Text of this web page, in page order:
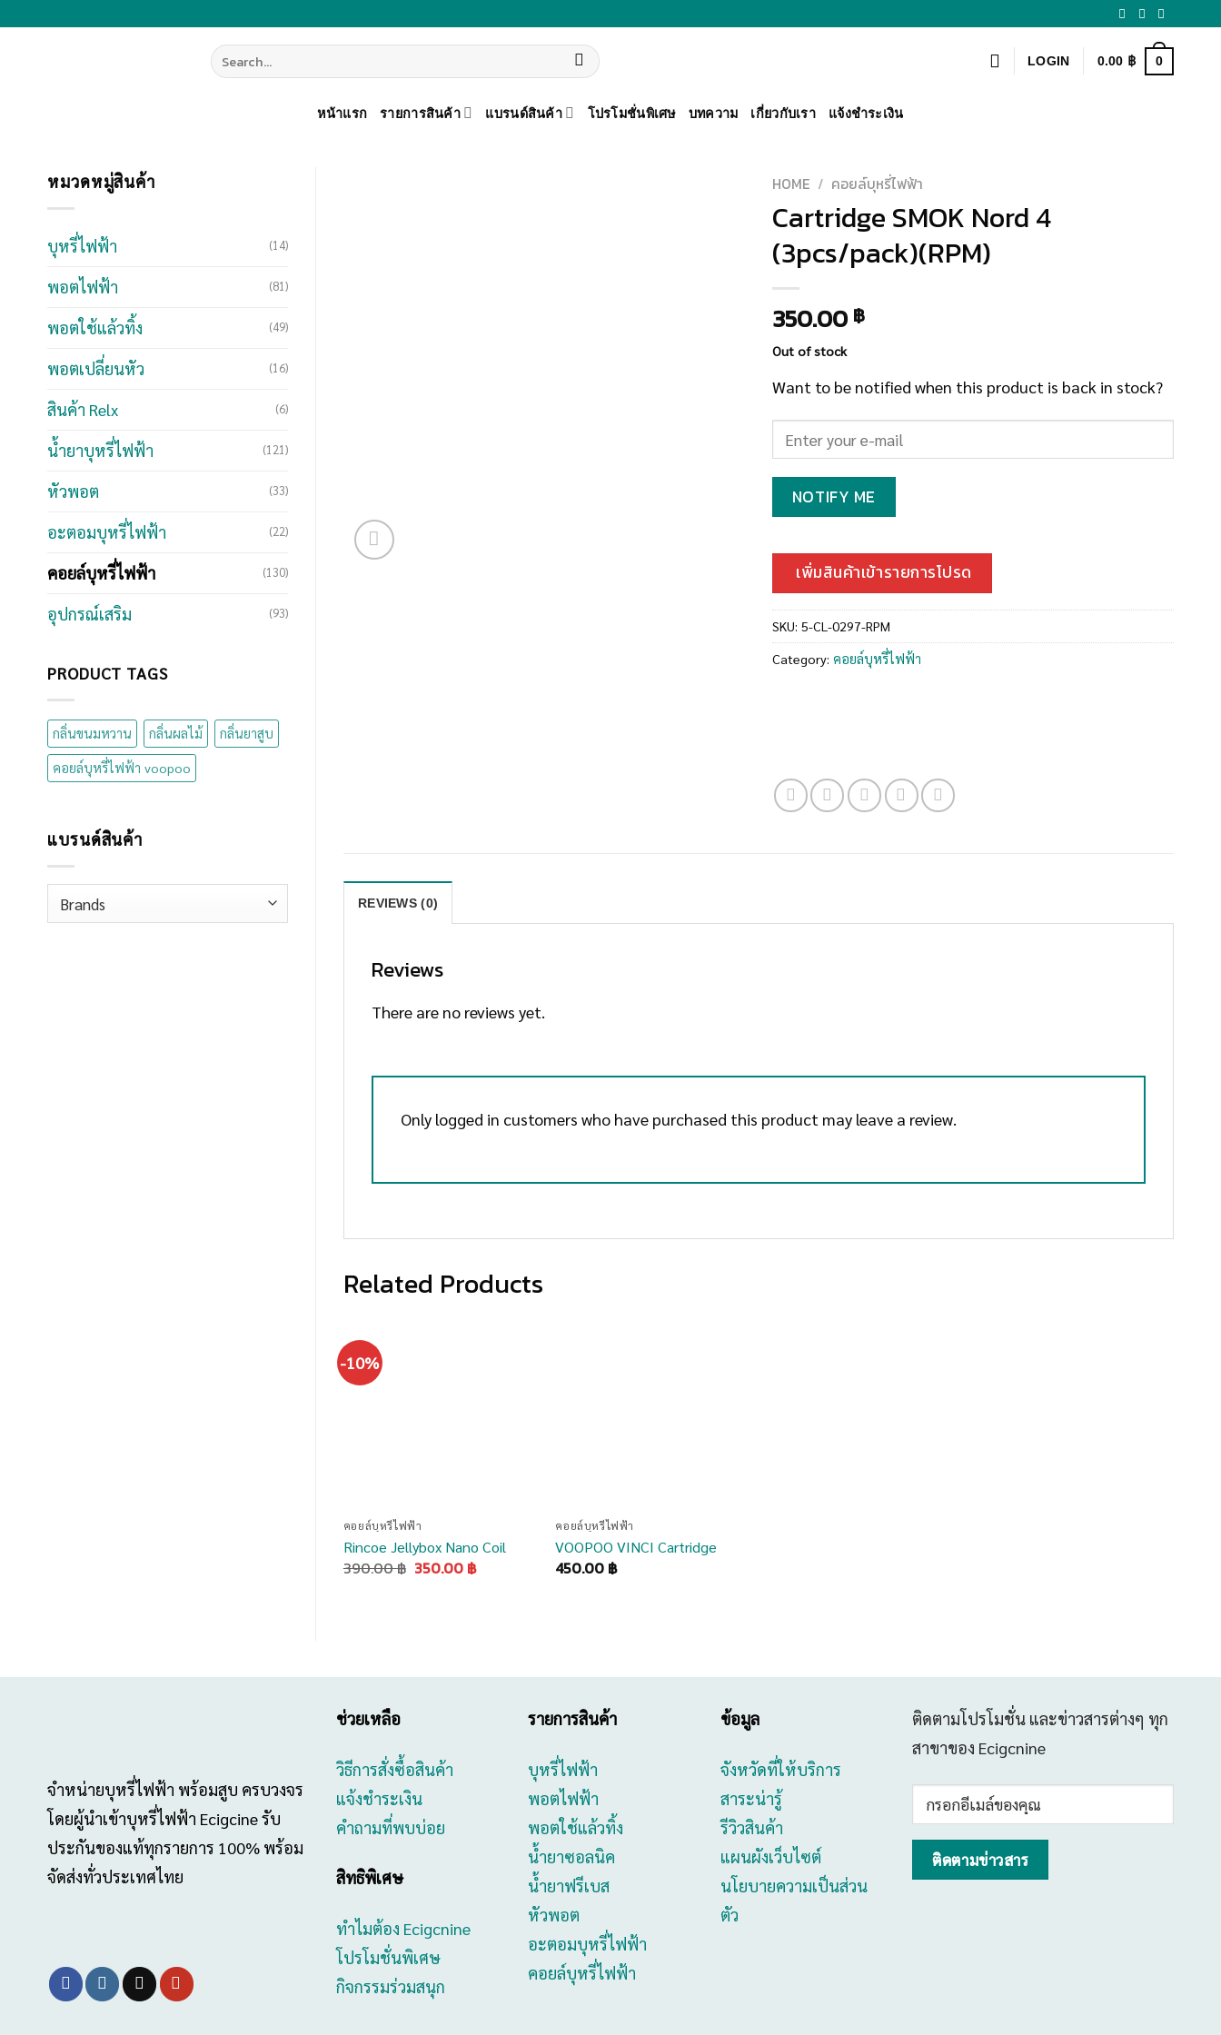
Search
for:
LOGIN 0.00 ฿ 0
หน้าแรก รายการสินค้า แบรนด์สินค้า โปรโมชั่นพิเศษ บทความ เกี่ยวกับเรา แจ้งชำระเงิน
หมวดหมู่สินค้า
บุหรี่ไฟฟ้า (14)
พอตไฟฟ้า (81)
พอตใช้แล้วทิ้ง (49)
พอตเปลี่ยนหัว (16)
สินค้า Relx (6)
น้ำยาบุหรี่ไฟฟ้า (121)
หัวพอต (33)
อะตอมบุหรี่ไฟฟ้า (22)
คอยล์บุหรี่ไฟฟ้า (130)
อุปกรณ์เสริม (93)
PRODUCT TAGS
กลิ่นขนมหวาน กลิ่นผลไม้ กลิ่นยาสูบ
คอยล์บุหรี่ไฟฟ้า voopoo
แบรนด์สินค้า
HOME / คอยล์บุหรี่ไฟฟ้า
Cartridge SMOK Nord 4
(3pcs/pack)(RPM)
350.00 ฿
Out of stock
Want to be notified when this product is back in stock?
NOTIFY ME
เพิ่มสินค้าเข้ารายการโปรด
SKU: 5-CL-0297-RPM
Category: คอยล์บุหรี่ไฟฟ้า
REVIEWS (0)
Reviews
There are no reviews yet.
Only logged in customers who have purchased this product may leave a review.
Related Products
-10%
คอยล์บุหรี่ไฟฟ้า
Rincoe Jellybox Nano Coil
390.00฿ Original
350.00 ฿Current
คอยล์บุหรี่ไฟฟ้า
VOOPOO VINCI Cartridge
450.00 ฿
จำหน่ายบุหรี่ไฟฟ้า พร้อมสูบ ครบวงจร
โดยผู้นำเข้าบุหรี่ไฟฟ้า Ecigcine รับ
ประกันของแท้ทุกรายการ 100% พร้อม
จัดส่งทั่วประเทศไทย
ช่วยเหลือ
วิธีการสั่งซื้อสินค้า
แจ้งชำระเงิน
คำถามที่พบบ่อย
สิทธิพิเศษ
ทำไมต้อง Ecigcnine
โปรโมชั่นพิเศษ
กิจกรรมร่วมสนุก
รายการสินค้า
บุหรี่ไฟฟ้า
พอตไฟฟ้า
พอตใช้แล้วทิ้ง
น้ำยาซอลนิค
น้ำยาฟรีเบส
หัวพอต
อะตอมบุหรี่ไฟฟ้า
คอยล์บุหรี่ไฟฟ้า
ข้อมูล
จังหวัดที่ให้บริการ
สาระน่ารู้
รีวิวสินค้า
แผนผังเว็บไซต์
นโยบายความเป็นส่วน
ตัว
ติดตามโปรโมชั่น และข่าวสารต่างๆ ทุก
สาขาของ Ecigcnine